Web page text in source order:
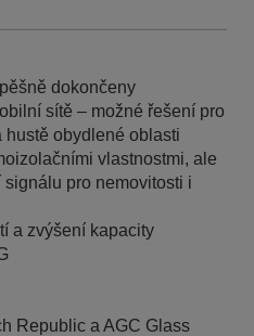
dokončeny
sítě – možné řešení pro
hustě obydlené oblasti
vlastnostmi, ale
pro nemovitosti i
a zvýšení kapacity
Republic a AGC Glass